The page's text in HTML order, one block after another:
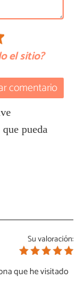
el sitio?
comentario
pueda
Su valoración:
que he visitado